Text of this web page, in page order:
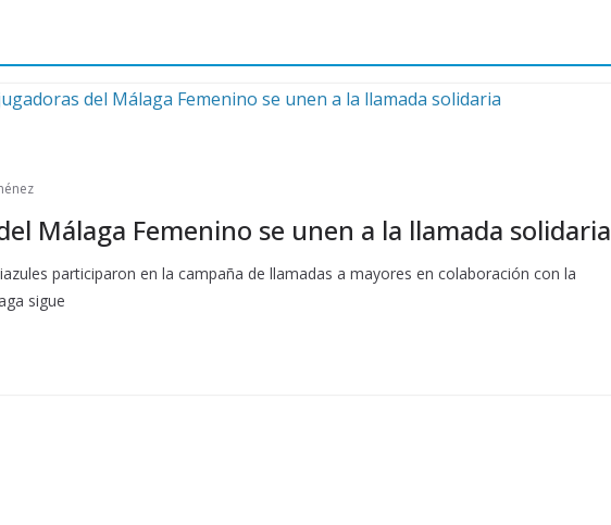
Málaga Femenino se unen a la llamada solidaria
participaron en la campaña de llamadas a mayores en colaboración con la
sigue